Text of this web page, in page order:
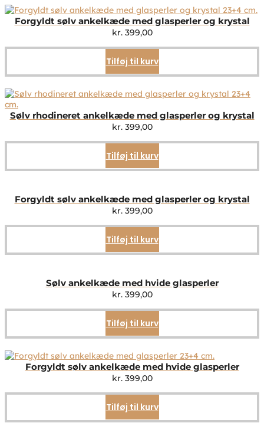
Forgyldt sølv ankelkæde med glasperler og krystal
kr.399,00
Tilføj til kurv
Sølv rhodineret ankelkæde med glasperler og krystal
kr.399,00
Tilføj til kurv
Forgyldt sølv ankelkæde med glasperler og krystal
kr.399,00
Tilføj til kurv
Sølv ankelkæde med hvide glasperler
kr.399,00
Tilføj til kurv
Forgyldt sølv ankelkæde med hvide glasperler
kr.399,00
Tilføj til kurv